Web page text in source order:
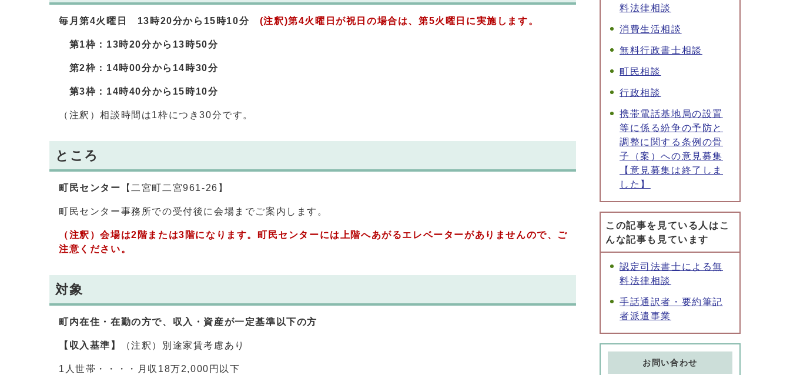
毎月第4火曜日 13時20分から15時10分 (注釈)第4火曜日が祝日の場合は、第5火曜日に実施します。
第1枠：13時20分から13時50分
第2枠：14時00分から14時30分
第3枠：14時40分から15時10分
（注釈）相談時間は1枠につき30分です。
ところ
町民センター 【二宮町二宮961-26】
町民センター事務所での受付後に会場までご案内します。
（注釈）会場は2階または3階になります。町民センターには上階へあがるエレベーターがありませんので、ご
注意ください。
対象
町内在住・在勤の方で、収入・資産が一定基準以下の方
【収入基準】 （注釈）別途家賃考慮あり
1人世帯・・・・月収18万2,000円以下
料法律相談
消費生活相談
無料行政書士相談
町民相談
行政相談
携帯電話基地局の設置
等に係る紛争の予防と
調整に関する条例の骨
子（案）への意見募集
【意見募集は終了しま
した】
この記事を見ている人はこ
んな記事も見ています
認定司法書士による無
料法律相談
手話通訳者・要約筆記
者派遣事業
お問い合わせ